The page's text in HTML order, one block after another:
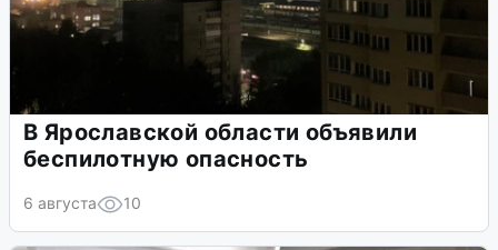
В Ярославской области объявили
беспилотную опасность
6 августа 10